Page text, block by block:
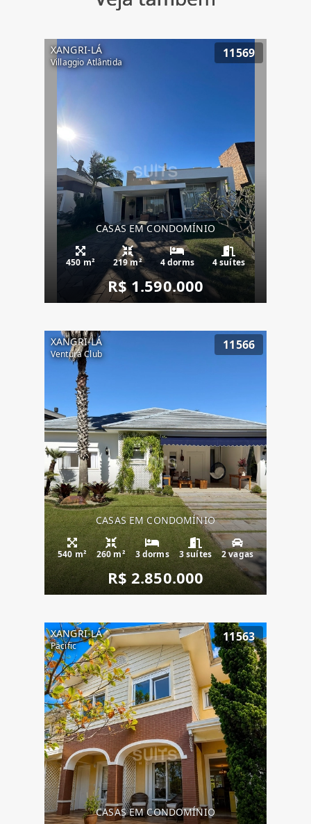
XANGRI-LÁ
Villaggio Atlântida
11569
CASAS EM CONDOMÍNIO
450 m² 219 m² 4 dorms 4 suítes
R$ 1.590.000
XANGRI-LÁ
Ventura Club
11566
CASAS EM CONDOMÍNIO
540 m² 260 m² 3 dorms 3 suítes 2 vagas
R$ 2.850.000
XANGRI-LÁ
Pacific
11563
CASAS EM CONDOMÍNIO